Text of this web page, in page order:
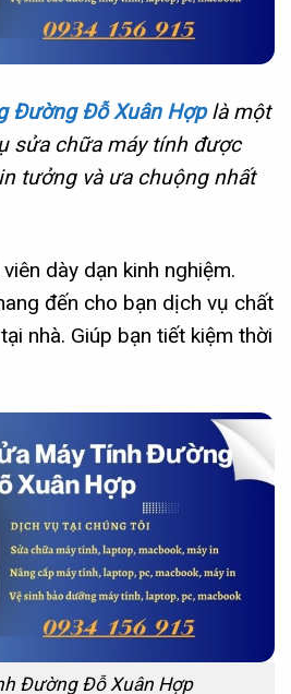
Đường Đỗ Xuân Hợp là một
sửa chữa máy tính được
tưởng và ưa chuộng nhất
dày dạn kinh nghiệm.
đến cho bạn dịch vụ chất
nhà. Giúp bạn tiết kiệm thời
Đường Đỗ Xuân Hợp